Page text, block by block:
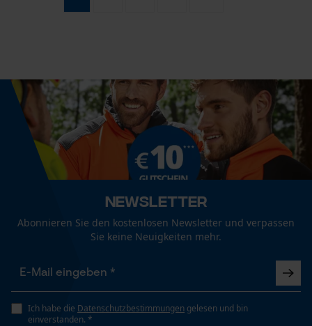
Newsletter
Abonnieren Sie den kostenlosen Newsletter und verpassen
Sie keine Neuigkeiten mehr.
Ich habe die Datenschutzbestimmungen gelesen und bin
einverstanden. *